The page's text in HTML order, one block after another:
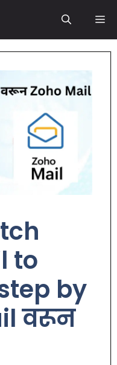
to
by
वरून